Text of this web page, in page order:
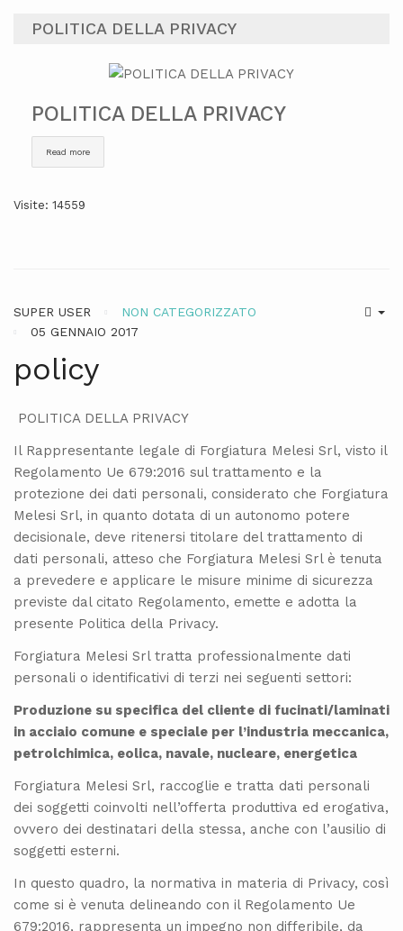
POLITICA DELLA PRIVACY
POLITICA DELLA PRIVACY
Read more
Visite: 14559
SUPER USER
NON CATEGORIZZATO
05 GENNAIO 2017
policy
POLITICA DELLA PRIVACY
Il Rappresentante legale di Forgiatura Melesi Srl, visto il
Regolamento Ue 679:2016 sul trattamento e la
protezione dei dati personali, considerato che Forgiatura
Melesi Srl, in quanto dotata di un autonomo potere
decisionale, deve ritenersi titolare del trattamento di
dati personali, atteso che Forgiatura Melesi Srl è tenuta
a prevedere e applicare le misure minime di sicurezza
previste dal citato Regolamento, emette e adotta la
presente Politica della Privacy.
Forgiatura Melesi Srl tratta professionalmente dati
personali o identificativi di terzi nei seguenti settori:
Produzione su specifica del cliente di fucinati/laminati
in acciaio comune e speciale per l’industria meccanica,
petrolchimica, eolica, navale, nucleare, energetica
Forgiatura Melesi Srl, raccoglie e tratta dati personali
dei soggetti coinvolti nell’offerta produttiva ed erogativa,
ovvero dei destinatari della stessa, anche con l’ausilio di
soggetti esterni.
In questo quadro, la normativa in materia di Privacy, così
come si è venuta delineando con il Regolamento Ue
679:2016, rappresenta un impegno non differibile, da